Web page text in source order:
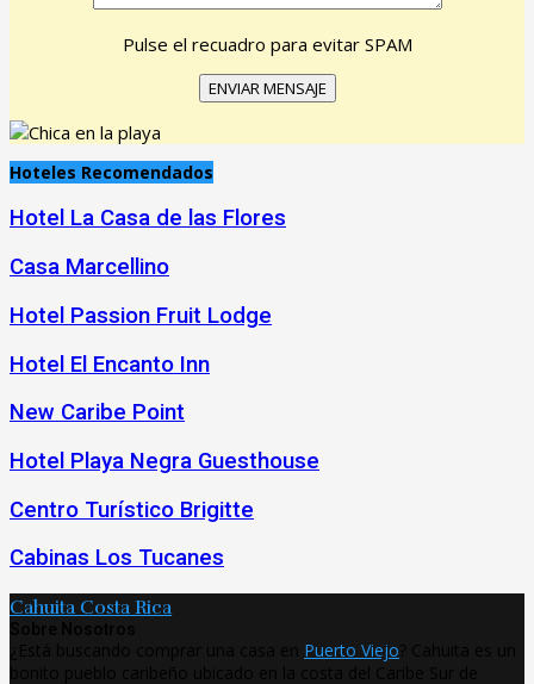
Pulse el recuadro para evitar SPAM
Hoteles Recomendados
Hotel La Casa de las Flores
Casa Marcellino
Hotel Passion Fruit Lodge
Hotel El Encanto Inn
New Caribe Point
Hotel Playa Negra Guesthouse
Centro Turístico Brigitte
Cabinas Los Tucanes
Cahuita Costa Rica
Puerto Viejo